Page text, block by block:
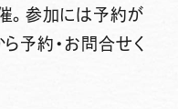
。参加には予約が
ら予約・お問合せく